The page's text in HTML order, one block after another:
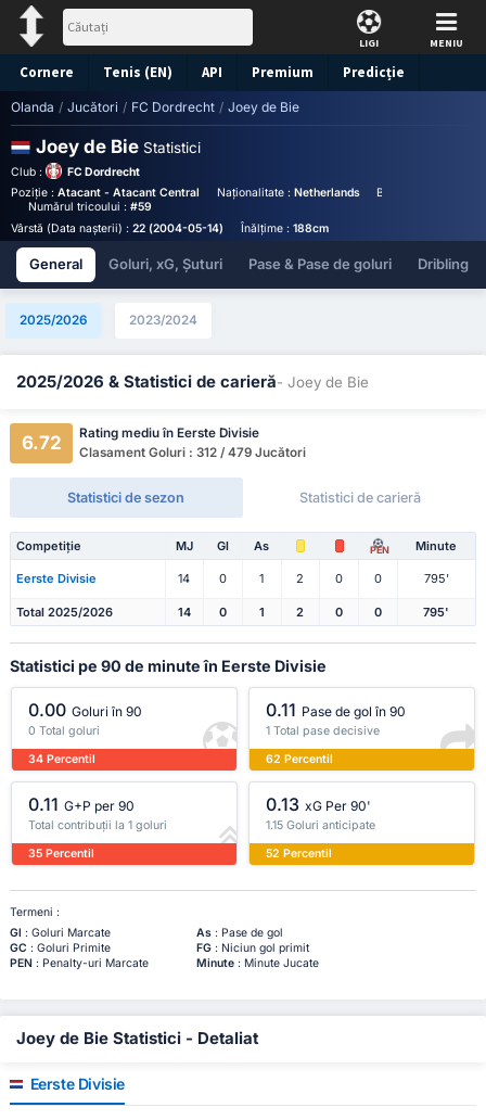
LIGI MENIU
Cornere Tenis (EN) API Premium Predicție
Olanda / Jucători / FC Dordrecht / Joey de Bie
Joey de Bie Statistici
Club :
FC Dordrecht
Poziție : Atacant - Atacant Central Naționalitate : Netherlands Birthplace :
Numărul tricoului : #59
Vârstă (Data nașterii) : 22 (2004-05-14) Înălțime : 188cm
General Goluri, xG, Șuturi Pase & Pase de goluri Dribling
2025/2026 2023/2024
2025/2026 & Statistici de carieră- Joey de Bie
6.72
Rating mediu în Eerste Divisie
Clasament Goluri : 312 / 479 Jucători
Statistici de sezon Statistici de carieră
Competiție MJ Gl As PEN Minute
Eerste Divisie 14 0 1 2 0 0 795'
Total 2025/2026 14 0 1 2 0 0 795'
Statistici pe 90 de minute în Eerste Divisie
0.00 Goluri în 90
0 Total goluri
34 Percentil
0.11 Pase de gol în 90
1 Total pase decisive
62 Percentil
0.11 G+P per 90
Total contribuții la 1 goluri
35 Percentil
0.13 xG Per 90'
1.15 Goluri anticipate
52 Percentil
Termeni :
Gl : Goluri Marcate As: Pase de gol
GC : Goluri Primite FG: Niciun gol primit
PEN: Penalty-uri Marcate Minute: Minute Jucate
Joey de Bie Statistici - Detaliat
Eerste Divisie